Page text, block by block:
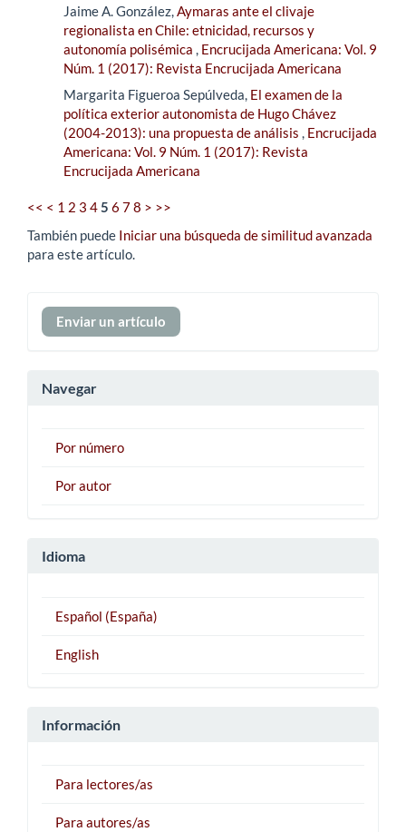
Jaime A. González,Aymaras ante el clivaje
regionalista en Chile: etnicidad, recursos y
autonomía polisémica , Encrucijada Americana: Vol. 9
Núm. 1 (2017): Revista Encrucijada Americana
Margarita Figueroa Sepúlveda, El examen de la
política exterior autonomista de Hugo Chávez
(2004-2013): una propuesta de análisis , Encrucijada
Americana: Vol. 9 Núm. 1 (2017): Revista
Encrucijada Americana
<< < 1 2 3 45 6 78 > >>
También puede Iniciar una búsqueda de similitud avanzada
para este artículo.
Enviar
un
Enviar un artículo
Navegar
Por número
Por autor
Idioma
Español (España)
English
Información
Para lectores/as
Para autores/as